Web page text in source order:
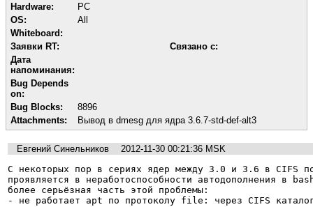
Hardware:
PC
OS:
All
Whiteboard:
Заявки RT:
Связано с:
Дата
напоминания:
Bug Depends
on:
Bug Blocks:
8896
Attachments:
Вывод в dmesg для ядра 3.6.7-std-def-alt3
Евгений Синельников
2012-11-30 00:21:36 MSK
С некоторых пор в сериях ядер между 3.0 и 3.6 в CIFS
проявляется в неработоспособности автодополнения в
более серьёзная часть этой проблемы:
- не работает apt по протоколу file: через CIFS